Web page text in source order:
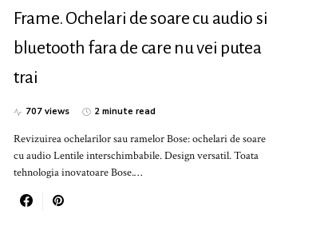
Frame. Ochelari de soare cu audio si
bluetooth fara de care nu vei putea
trai
707 views 2 minute read
Revizuirea ochelarilor sau ramelor Bose: ochelari de soare
cu audio Lentile interschimbabile. Design versatil. Toata
tehnologia inovatoare Bose.…